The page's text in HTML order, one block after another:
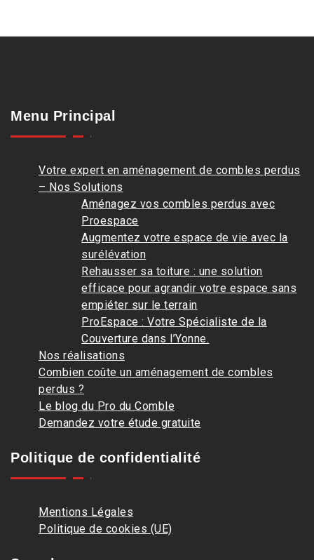
Menu Principal
Votre expert en aménagement de combles perdus
– Nos Solutions
Aménagez vos combles perdus avec
Proespace
Augmentez votre espace de vie avec la
surélévation
Rehausser sa toiture : une solution
efficace pour agrandir votre espace sans
empiéter sur le terrain
ProEspace : Votre Spécialiste de la
Couverture dans l’Yonne.
Nos réalisations
Combien coûte un aménagement de combles
perdus ?
Le blog du Pro du Comble
Demandez votre étude gratuite
Politique de confidentialité
Mentions Légales
Politique de cookies (UE)